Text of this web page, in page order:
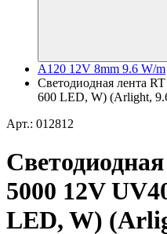
A120 12V 8mm 9.6 W/m
Светодиодная лента
600 LED, W) (Arlight,
Арт.: 012812
5000 12V
LED, W)